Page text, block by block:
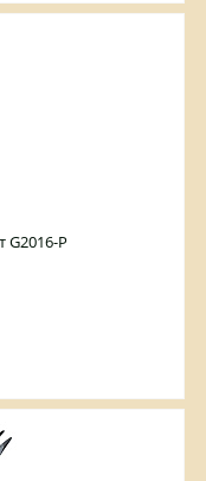
G2016-P